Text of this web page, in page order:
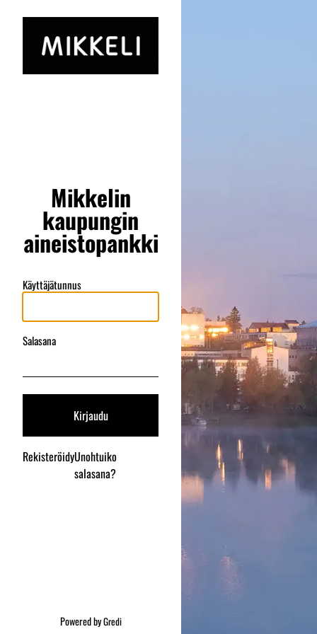
Mikkelin
kaupungin
aineistopankki
Käyttäjätunnus
Salasana
Unohtuiko
salasana?
Rekisteröidy
Powered byGredi